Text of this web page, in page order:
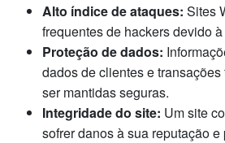
Alto índice de ataques: Sites
frequentes de hackers devido
Proteção de dados:
dados de clientes e
ser mantidas seguras.
Integridade do site: Um site
sofrer danos à sua reputação e